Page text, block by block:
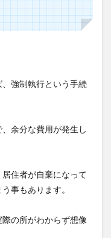
強制執行という手続
余分な費用が発生し
住者が自棄になって
事もあります。
の所がわからず想像